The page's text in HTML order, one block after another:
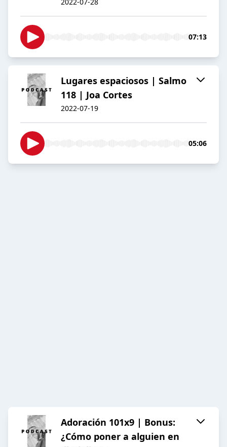
07:13
Lugares espaciosos | Salmo
118 | Joa Cortes
2022-07-19
05:06
Adoración 101x9 | Bonus:
¿Cómo poner a alguien en